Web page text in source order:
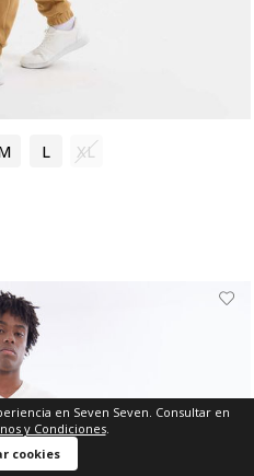
L XL
en Seven Seven. Consultar en
y Condiciones.
cookies